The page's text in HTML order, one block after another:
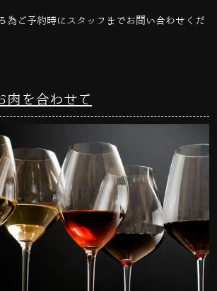
為ご予約時にスタッフまでお問い合わせくだ
肉を合わせて